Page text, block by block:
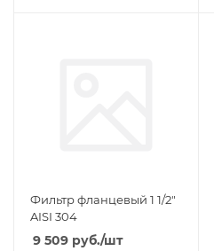
Фильтр фланцевый 1 1/2"
AISI 304
9 509 руб./шт